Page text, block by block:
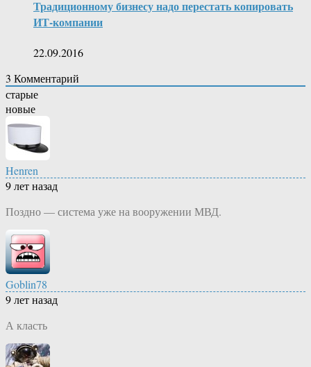
Традиционному бизнесу надо перестать копировать
ИТ-компании
22.09.2016
3 Комментарий
старые
новые
Henren
9 лет назад
Поздно — система уже на вооружении МВД.
Goblin78
9 лет назад
А класть